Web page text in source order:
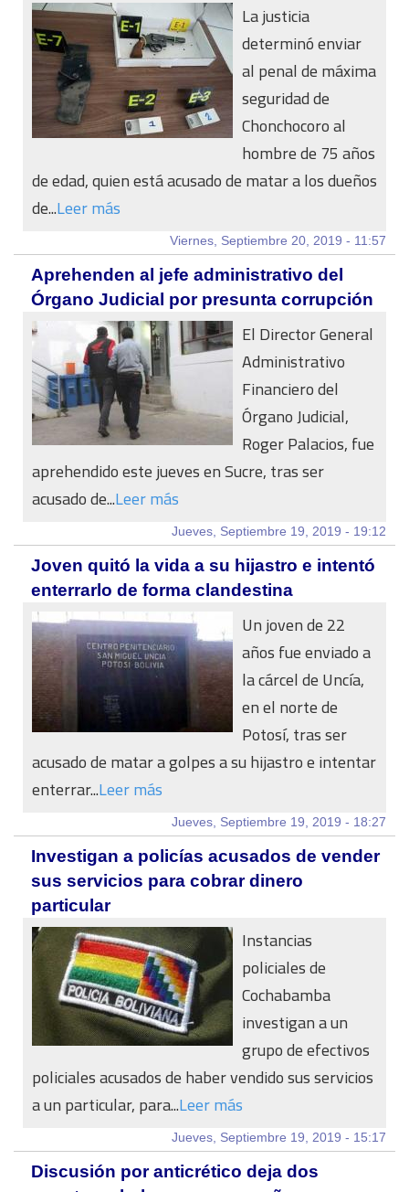
La justicia
determinó enviar
al penal de máxima
seguridad de
Chonchocoro al
hombre de 75 años
de edad, quien está acusado de matar a los dueños
de...Leer más
Viernes, Septiembre 20, 2019 - 11:57
Aprehenden al jefe administrativo del
Órgano Judicial por presunta corrupción
El Director General
Administrativo
Financiero del
Órgano Judicial,
Roger Palacios, fue
aprehendido este jueves en Sucre, tras ser
acusado de...Leer más
Jueves, Septiembre 19, 2019 - 19:12
Joven quitó la vida a su hijastro e intentó
enterrarlo de forma clandestina
Un joven de 22
años fue enviado a
la cárcel de Uncía,
en el norte de
Potosí, tras ser
acusado de matar a golpes a su hijastro e intentar
enterrar...Leer más
Jueves, Septiembre 19, 2019 - 18:27
Investigan a policías acusados de vender
sus servicios para cobrar dinero
particular
Instancias
policiales de
Cochabamba
investigan a un
grupo de efectivos
policiales acusados de haber vendido sus servicios
a un particular, para...Leer más
Jueves, Septiembre 19, 2019 - 15:17
Discusión por anticrético deja dos